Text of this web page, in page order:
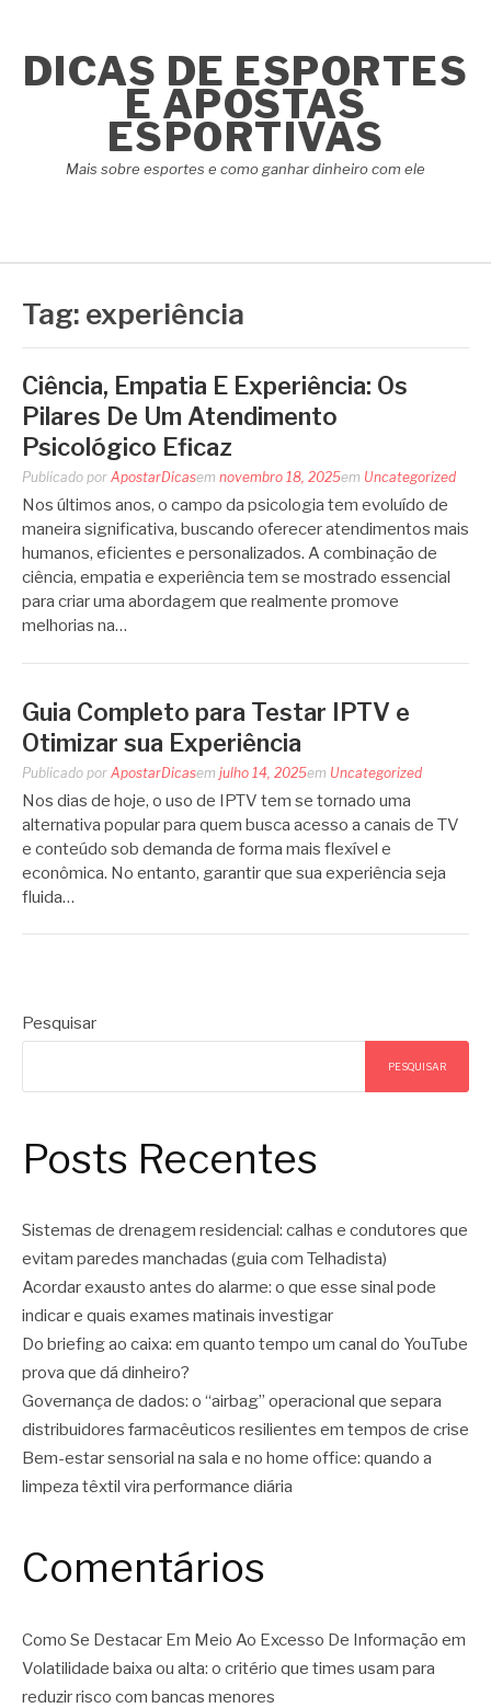
conteúdo
DICAS DE ESPORTES
E APOSTAS
ESPORTIVAS
Mais sobre esportes e como ganhar dinheiro com ele
Tag: experiência
Ciência, Empatia E Experiência: Os
Pilares De Um Atendimento
Psicológico Eficaz
Publicado por ApostarDicasem novembro 18, 2025em Uncategorized
Nos últimos anos, o campo da psicologia tem evoluído de
maneira significativa, buscando oferecer atendimentos mais
humanos, eficientes e personalizados. A combinação de
ciência, empatia e experiência tem se mostrado essencial
para criar uma abordagem que realmente promove
melhorias na…
Guia Completo para Testar IPTV e
Otimizar sua Experiência
Publicado por ApostarDicasem julho 14, 2025em Uncategorized
Nos dias de hoje, o uso de IPTV tem se tornado uma
alternativa popular para quem busca acesso a canais de TV
e conteúdo sob demanda de forma mais flexível e
econômica. No entanto, garantir que sua experiência seja
fluida…
Pesquisar
PESQUISAR
Posts Recentes
Sistemas de drenagem residencial: calhas e condutores que
evitam paredes manchadas (guia com Telhadista)
Acordar exausto antes do alarme: o que esse sinal pode
indicar e quais exames matinais investigar
Do briefing ao caixa: em quanto tempo um canal do YouTube
prova que dá dinheiro?
Governança de dados: o “airbag” operacional que separa
distribuidores farmacêuticos resilientes em tempos de crise
Bem-estar sensorial na sala e no home office: quando a
limpeza têxtil vira performance diária
Comentários
Como Se Destacar Em Meio Ao Excesso De Informação em
Volatilidade baixa ou alta: o critério que times usam para
reduzir risco com bancas menores